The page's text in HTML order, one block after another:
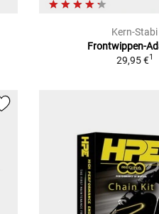
Kern-Stabi
Frontwippen-
29,95 €1